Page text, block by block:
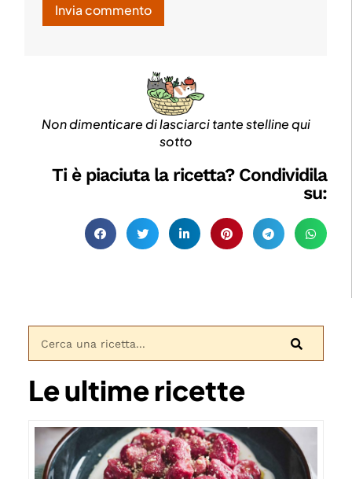
Non dimenticare di lasciarci tante stelline qui
sotto
Ti è piaciuta la ricetta? Condividila
su:
Le ultime ricette